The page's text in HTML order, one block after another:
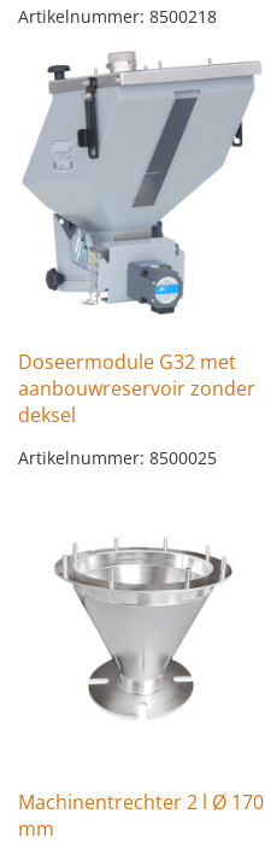
Artikelnummer: 8500218
Doseermodule G32 met
aanbouwreservoir zonder
deksel
Artikelnummer: 8500025
Machinentrechter 2 l Ø 170
mm